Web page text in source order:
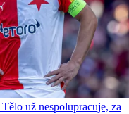
už nespolupracuje, za